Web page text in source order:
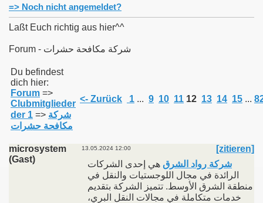
=> Noch nicht angemeldet?
Laßt Euch richtig aus hier^^
Forum - شركة مكافحة حشرات
Du befindest
dich hier:
Forum =>
Clubmitglieder
der 1 => شركة
مكافحة حشرات
<- Zurück 1 ... 9 10 11 12 13 14 15 ...
microsystem
(Gast)
13.05.2024 12:00
[zitieren]
شركة رواد الشرق هي إحدى الشركات
الرائدة في مجال اللوجستيات والنقل في
منطقة الشرق الأوسط. تتميز الشركة بتقديم
خدمات متكاملة في مجالات النقل البري،